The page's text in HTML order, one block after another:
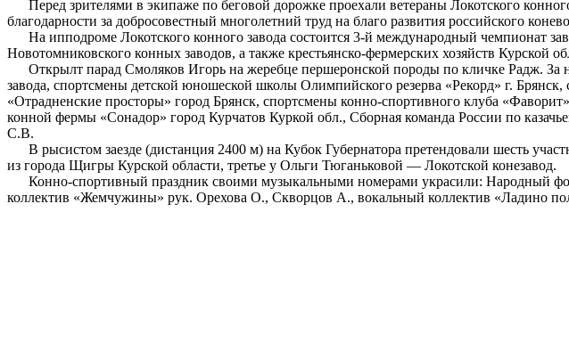
Перед зрителями в экипаже по беговой дорожке проехали ветераны Локотского
благодарности за добросовестный многолетний труд на благо развития российского
На ипподроме Локотского конного завода состоится 3-й международный чемпионат
Новотомниковского конных заводов, а также крестьянско-фермерских хозяйств Курской
Открылт парад Смоляков Игорь на жеребце першеронской породы по кличке Радж. За
завода, спортсмены детской юношеской школы Олимпийского резерва «Рекорд» г.
«Отрадненские просторы» город Брянск, спортсмены конно-спортивного клуба
конной фермы «Сонадор» город Курчатов Куркой обл., Сборная команда России по
С.В.
В рысистом заезде (дистанция 2400 м) на Кубок Губернатора претендовали шесть
из города Щигры Курской области, третье у Ольги Тюганьковой — Локотской конезавод.
Конно-спортивный праздник своими музыкальными номерами украсили: Народный
коллектив «Жемчужины» рук. Орехова О., Скворцов А., вокальный коллектив «Ладино